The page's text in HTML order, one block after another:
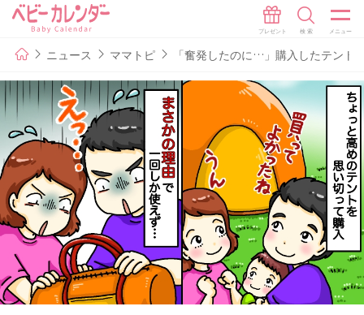
ニュース ママトピ 「奮発したのに…」購入したテン